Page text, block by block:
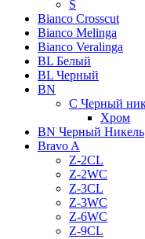
S
Bianco Crosscut
Bianco Melinga
Bianco Veralinga
BL Белый
BL Черный
BN
C Черный
Хром
BN Черный Никель
Bravo A
Z-2CL
Z-2WC
Z-3CL
Z-3WC
Z-6WC
Z-9CL